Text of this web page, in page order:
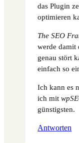
das Plugin
optimieren
The SEO
werde damit
genau stört
einfach so
Ich kann es
ich mit
günstigsten.
Antworten